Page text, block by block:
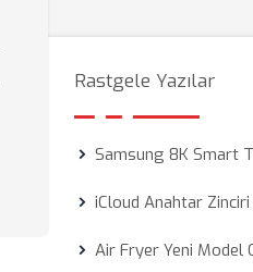
Rastgele Yazılar
Samsung 8K Smart
iCloud Anahtar Zinciri
Air Fryer Yeni Model